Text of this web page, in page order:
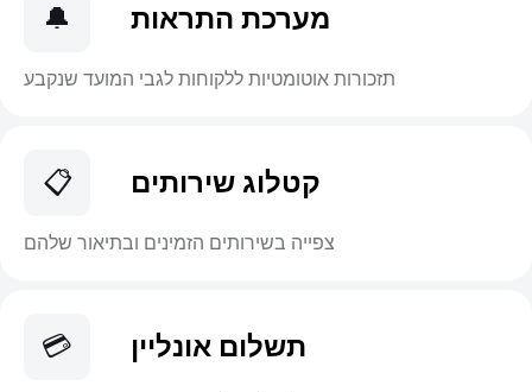
🔔 מערכת התראות
תזכורות אוטומטיות ללקוחות לגבי המועד שנקבע
📋 קטלוג שירותים
צפייה בשירותים הזמינים ובתיאור שלהם
💳 תשלום אונליין